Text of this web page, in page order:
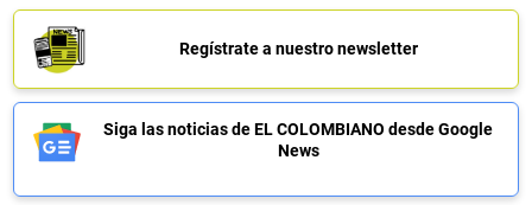
Regístrate a nuestro newsletter
Siga las noticias de EL COLOMBIANO desde Google
News